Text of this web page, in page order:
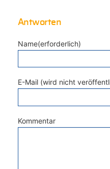
Antworten
Name(erforderlich)
E-Mail (wird nicht
Kommentar